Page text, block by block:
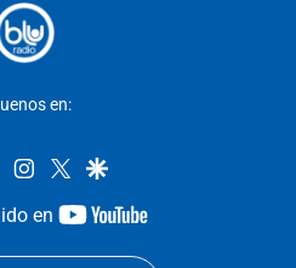
en:
facebookinstagram
twittergoogle
en
youtube-